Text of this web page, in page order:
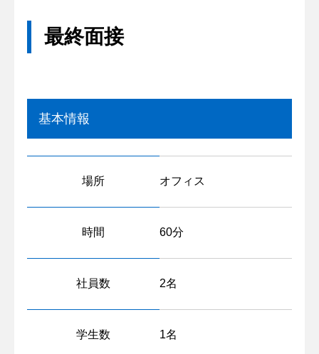
最終面接
基本情報
場所 オフィス
時間 60分
社員数 2名
学生数 1名